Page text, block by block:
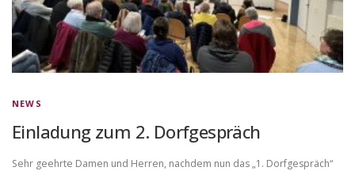
NEWS
Einladung zum 2. Dorfgespräch
Sehr geehrte Damen und Herren, nachdem nun das „1. Dorfgespräch“